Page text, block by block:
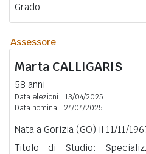
Grado
Assessore
Marta CALLIGARIS
58 anni
Data elezioni: 13/04/2025
Data nomina: 24/04/2025
Nata a Gorizia (GO) il 11/11/
Titolo di Studio: